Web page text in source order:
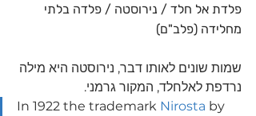
פלדת אל חלד / נירוסטה / פלדה בלתי
מחלידה (פלב"ם)
שמות שונים לאותו דבר, נירוסטה היא מילה
נרדפת לאלחלד, המקור גרמני.
In 1922 the trademark Nirosta by